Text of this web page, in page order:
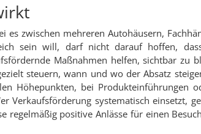
zwischen mehreren Autohäusern,
sein will, darf nicht darauf hoffen,
Maßnahmen helfen, sichtbar zu
steuern, wann und wo der Absatz
Höhepunkten, bei Produkteinführungen
Verkaufsförderung systematisch einsetzt,
regelmäßig positive Anlässe für einen